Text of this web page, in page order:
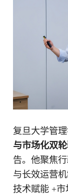
复旦大学管
与市场化双
告。他聚焦
与长效运营
技术赋能 +